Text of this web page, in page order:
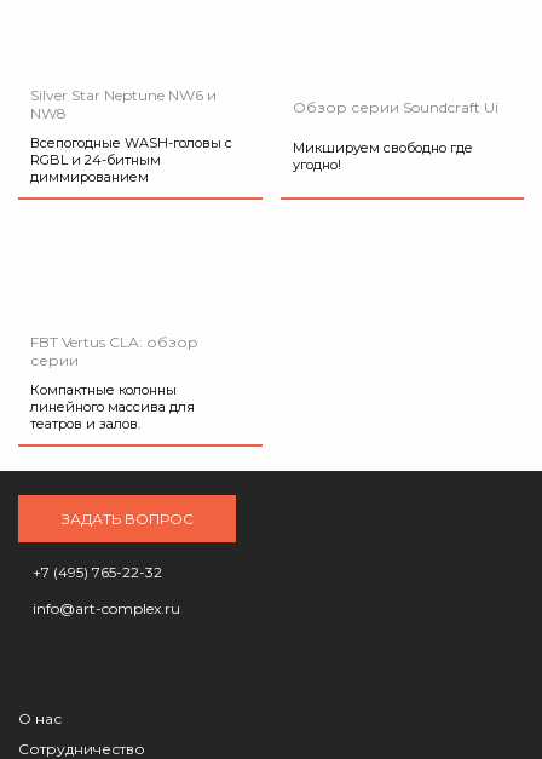
Silver Star Neptune NW6 и
NW8
Всепогодные WASH-головы с
RGBL и 24-битным
диммированием
Обзор серии Soundcraft Ui
Микшируем свободно где
угодно!
FBT Vertus CLA: обзор
серии
Компактные колонны
линейного массива для
театров и залов.
ЗАДАТЬ ВОПРОС
+7 (495) 765-22-32
info@art-complex.ru
О нас
Сотрудничество